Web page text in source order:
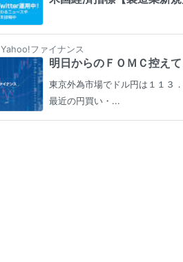
Yahoo!ファイナンス
明日からのＦＯＭＣ控え
東京外為市場でドル円は１１３
最近の円買い・...